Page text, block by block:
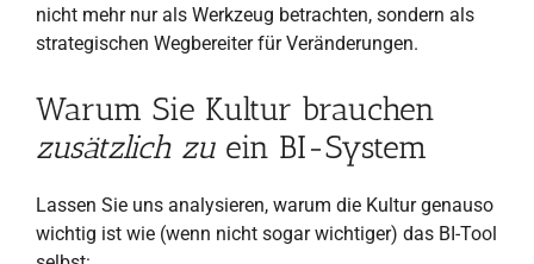
nicht mehr nur als Werkzeug betrachten, sondern als
strategischen Wegbereiter für Veränderungen.
Warum Sie Kultur brauchen
zusätzlich zu ein BI-System
Lassen Sie uns analysieren, warum die Kultur genauso
wichtig ist wie (wenn nicht sogar wichtiger) das BI-Tool